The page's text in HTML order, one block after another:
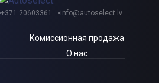
+371 20603361 info@autoselect.lv
Комиссионная продажа
О нас